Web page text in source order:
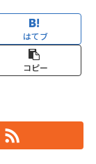
はてブ
コピー